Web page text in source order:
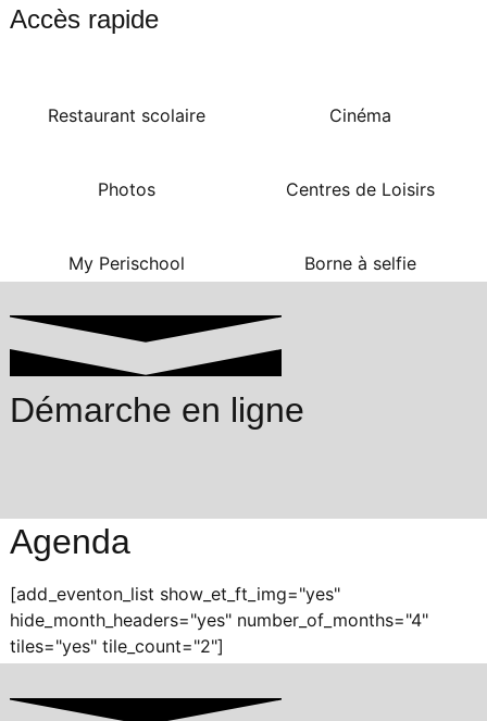
Accès rapide
Restaurant scolaire Cinéma
Photos Centres de Loisirs
My Perischool Borne à selfie
Démarche en ligne
Agenda
[add_eventon_list show_et_ft_img="yes"
hide_month_headers="yes" number_of_months="4"
tiles="yes" tile_count="2"]